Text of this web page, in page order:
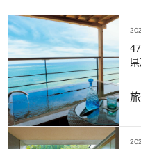
47